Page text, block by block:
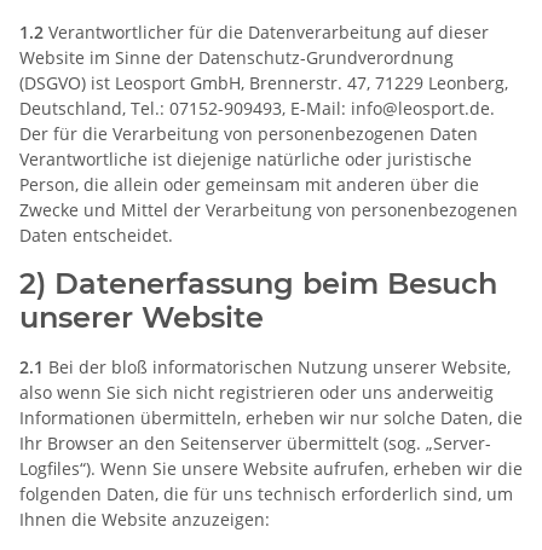
1.2 Verantwortlicher für die Datenverarbeitung auf dieser
Website im Sinne der Datenschutz-Grundverordnung
(DSGVO) ist Leosport GmbH, Brennerstr. 47, 71229 Leonberg,
Deutschland, Tel.: 07152-909493, E-Mail: info@leosport.de.
Der für die Verarbeitung von personenbezogenen Daten
Verantwortliche ist diejenige natürliche oder juristische
Person, die allein oder gemeinsam mit anderen über die
Zwecke und Mittel der Verarbeitung von personenbezogenen
Daten entscheidet.
2) Datenerfassung beim Besuch
unserer Website
2.1 Bei der bloß informatorischen Nutzung unserer Website,
also wenn Sie sich nicht registrieren oder uns anderweitig
Informationen übermitteln, erheben wir nur solche Daten, die
Ihr Browser an den Seitenserver übermittelt (sog. „Server-
Logfiles“). Wenn Sie unsere Website aufrufen, erheben wir die
folgenden Daten, die für uns technisch erforderlich sind, um
Ihnen die Website anzuzeigen: